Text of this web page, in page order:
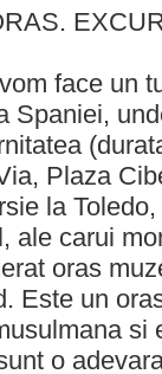
face un
Spaniei,
Plaza
la
ale carui
oras
Este un
si
o